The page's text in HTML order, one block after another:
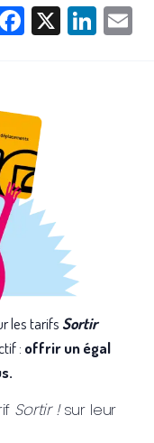
Facebook
X
les tarifs Sortir
: offrir un égal
Sortir !sur leur